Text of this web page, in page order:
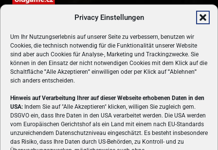
Privacy Einstellungen
Um Ihr Nutzungserlebnis auf unserer Seite zu verbessern, benutzen wir
Cookies, die technisch notwendig für die Funktionalität unserer Website
sind aber auch Cookies für Analyse-, Marketing und Trackingzwecke. Sie
können in den Einsatz der nicht notwendigen Cookies mit dem Klick auf die
Schaltfläche "Alle Akzeptieren" einwilligen oder per Klick auf"Ablehnen"
sich anders entscheiden.
Hinweis auf Verarbeitung Ihrer auf dieser Webseite erhobenen Daten in den
USA: Indem Sie auf "Alle Akzeptieren" klicken, willigen Sie zugleich gem.
DSGVO ein, dass Ihre Daten in den USA verarbeitet werden. Die USA werden
vom Europäischen Gerichtshof als ein Land mit einem nach EU-Standards
unzureichendem Datenschutzniveau eingeschätzt. Es besteht insbesondere
das Risiko, dass Ihre Daten durch US-Behörden, zu Kontroll- und zu
ÜBER UNS
VON GAMERN, FÜR GAMER! Gamers.at ist das älteste Online-
Spielemagazin Österreichs und bringt täglich aktuelle News,